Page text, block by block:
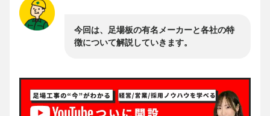
今回は、足場板の有名メーカーと各社の特
徴について解説していきます。